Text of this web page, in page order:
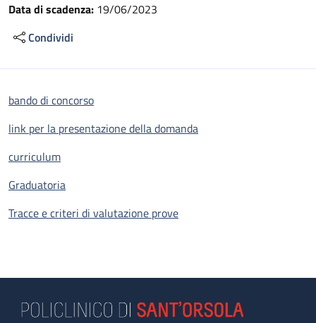
Data di scadenza: 19/06/2023
Condividi
bando di concorso
link per la presentazione della domanda
curriculum
Graduatoria
Tracce e criteri di valutazione prove